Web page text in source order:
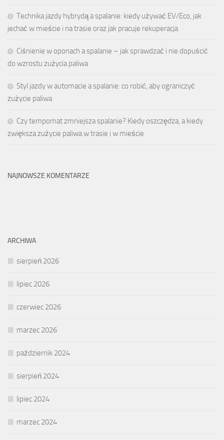
Technika jazdy hybrydą a spalanie: kiedy używać EV/Eco, jak
jechać w mieście i na trasie oraz jak pracuje rekuperacja
Ciśnienie w oponach a spalanie – jak sprawdzać i nie dopuścić
do wzrostu zużycia paliwa
Styl jazdy w automacie a spalanie: co robić, aby ograniczyć
zużycie paliwa
Czy tempomat zmniejsza spalanie? Kiedy oszczędza, a kiedy
zwiększa zużycie paliwa w trasie i w mieście
NAJNOWSZE KOMENTARZE
ARCHIWA
sierpień 2026
lipiec 2026
czerwiec 2026
marzec 2026
październik 2024
sierpień 2024
lipiec 2024
marzec 2024